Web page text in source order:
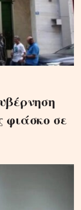
σε